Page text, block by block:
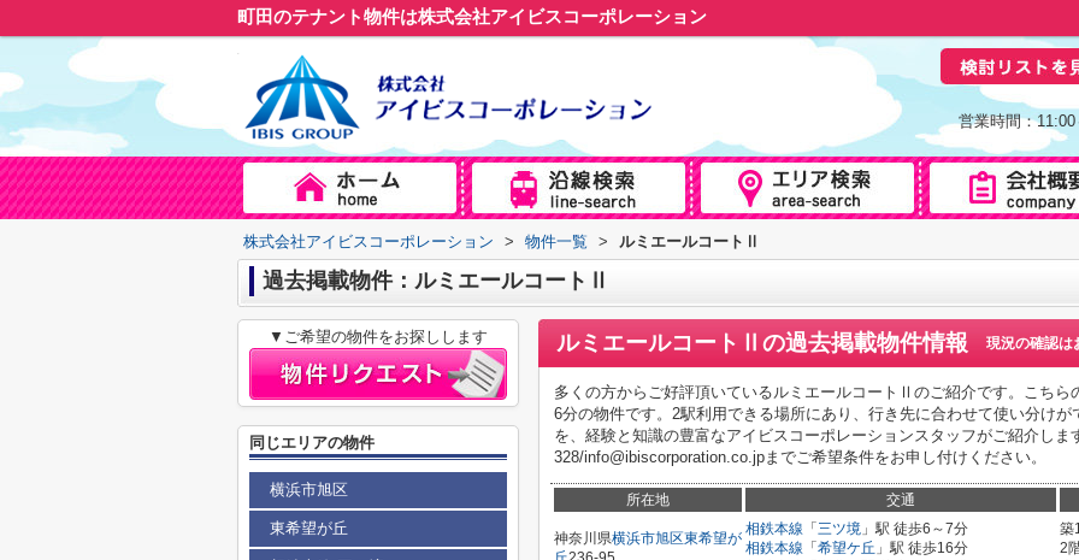
町田のテナント物件は株式会社アイビスコーポレーション
営業時間：
株式会社アイビスコーポレーション > 物件一覧 > ルミエールコートⅡ
過去掲載物件：ルミエールコートⅡ
ルミエールコートⅡ の過去掲載物件情報 現況の確認は
多くの方からご好評頂いているルミエールコートⅡのご紹介です。こちら
6分の物件です。2駅利用できる場所にあり、行き先に合わせて使い分け
を、経験と知識の豊富なアイビスコーポレーションスタッフがご紹介しま
328/info@ibiscorporation.co.jpまでご希望条件をお申し付けください。
所在地 交通
神奈川県横浜市旭区東希望が
相鉄本線 「 三ツ境 」駅 徒歩6～7分
相鉄本線 「 希望ケ丘 」駅 徒歩16分
築
2
▼ご希望の物件をお探しします
同じエリアの物件
横浜市旭区
東希望が丘